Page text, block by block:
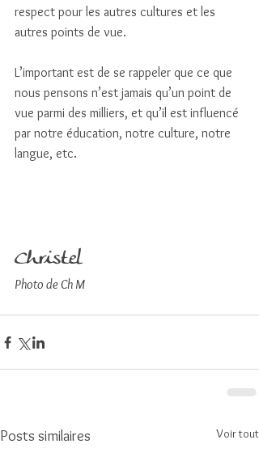
respect pour les autres cultures et les
autres points de vue.
L’important est de se rappeler que ce que
nous pensons n’est jamais qu’un point de
vue parmi des milliers, et qu’il est influencé
par notre éducation, notre culture, notre
langue, etc.
Christel
Photo de Ch M
Posts similaires Voir tout